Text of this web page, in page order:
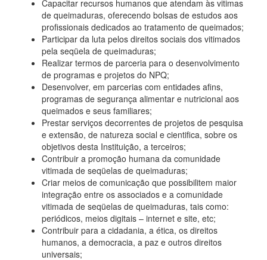
Capacitar recursos humanos que atendam às vitimas
de queimaduras, oferecendo bolsas de estudos aos
profissionais dedicados ao tratamento de queimados;
Participar da luta pelos direitos sociais dos vitimados
pela seqüela de queimaduras;
Realizar termos de parceria para o desenvolvimento
de programas e projetos do NPQ;
Desenvolver, em parcerias com entidades afins,
programas de segurança alimentar e nutricional aos
queimados e seus familiares;
Prestar serviços decorrentes de projetos de pesquisa
e extensão, de natureza social e cientifica, sobre os
objetivos desta Instituição, a terceiros;
Contribuir a promoção humana da comunidade
vitimada de seqüelas de queimaduras;
Criar meios de comunicação que possibilitem maior
integração entre os associados e a comunidade
vitimada de seqüelas de queimaduras, tais como:
periódicos, meios digitais – internet e site, etc;
Contribuir para a cidadania, a ética, os direitos
humanos, a democracia, a paz e outros direitos
universais;